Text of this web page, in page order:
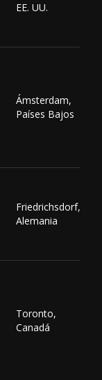
EE. UU.
Ámsterdam,
Países Bajos
Friedrichsdorf,
Alemania
Toronto,
Canadá